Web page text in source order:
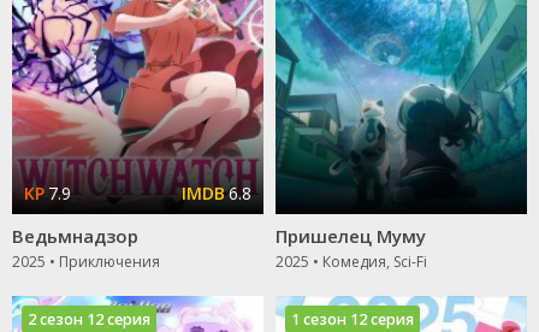
7.9 6.8
Ведьмнадзор
2025 • Приключения
Пришелец Муму
2025 • Комедия, Sci-Fi
2 сезон 12 серия 1 сезон 12 серия